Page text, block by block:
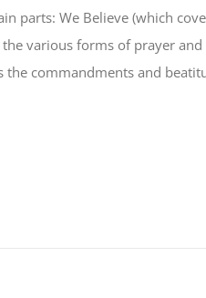
parts: We Believe (which
various forms of prayer
the commandments and